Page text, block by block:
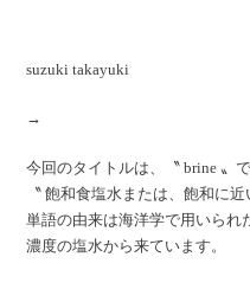
suzuki takayuki
→
今回のタイトルは、〝 brine 〟で
〝 飽和食塩水または、飽和に
単語の由来は海洋学で用いられ
濃度の塩水から来ています。